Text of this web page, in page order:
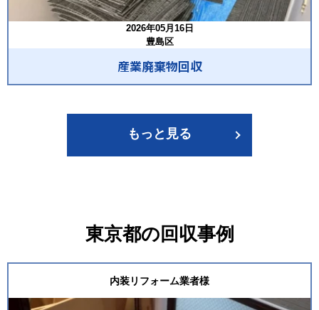
2026年05月16日
豊島区
産業廃棄物回収
もっと見る
東京都の回収事例
内装リフォーム業者様